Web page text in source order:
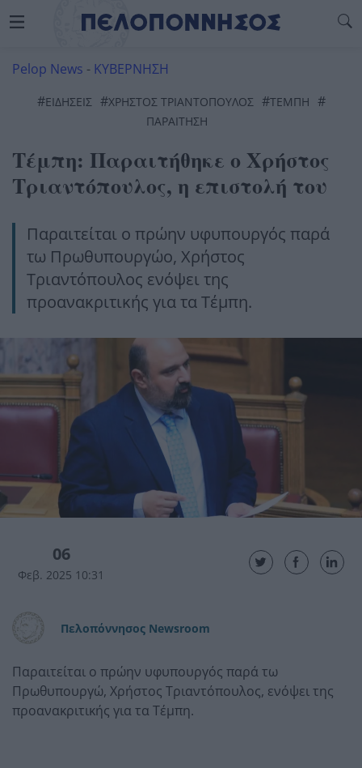
Pelop News - ΚΥΒΕΡΝΗΣΗ
#ΕΙΔΗΣΕΙΣ #ΧΡΗΣΤΟΣ ΤΡΙΑΝΤΟΠΟΥΛΟΣ #ΤΈΜΠΗ #
ΠΑΡΑΙΤΗΣΗ
Τέμπη: Παραιτήθηκε ο Χρήστος
Τριαντόπουλος, η επιστολή του
Παραιτείται ο πρώην υφυπουργός παρά
τω Πρωθυπουργώο, Χρήστος
Τριαντόπουλος ενόψει της
προανακριτικής για τα Τέμπη.
06
Φεβ. 2025 10:31
Πελοπόννησος Newsroom
Παραιτείται ο πρώην υφυπουργός παρά τω
Πρωθυπουργώ, Χρήστος Τριαντόπουλος, ενόψει της
προανακριτικής για τα Τέμπη.